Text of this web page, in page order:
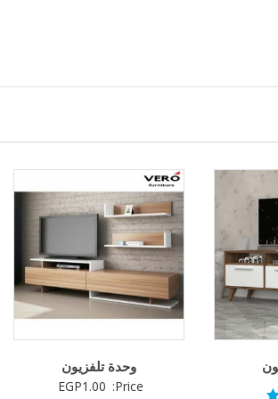
وحدة تلفزيون
Price:
EGP1.00